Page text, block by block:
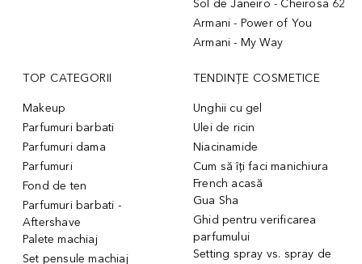
Sol de Janeiro - Cheirosa 62
Armani - Power of You
Armani - My Way
TOP CATEGORII
Makeup
Parfumuri barbati
Parfumuri dama
Parfumuri
Fond de ten
Parfumuri barbati -
Aftershave
Palete machiaj
Set pensule machiaj
TENDINȚE COSMETICE
Unghii cu gel
Ulei de ricin
Niacinamide
Cum să îți faci manichiura
French acasă
Gua Sha
Ghid pentru verificarea
parfumului
Setting spray vs. spray de